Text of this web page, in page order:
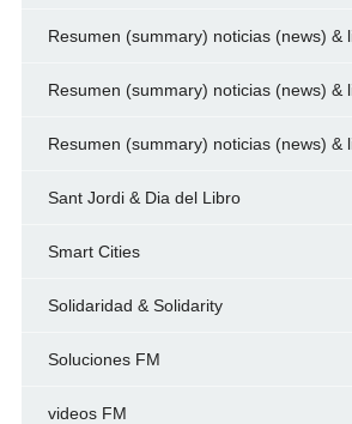
Resumen (summary) noticias (news) &
Resumen (summary) noticias (news) &
Resumen (summary) noticias (news) &
Sant Jordi & Dia del Libro
Smart Cities
Solidaridad & Solidarity
Soluciones FM
videos FM